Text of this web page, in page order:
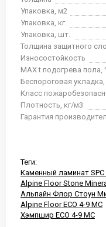
Упаковка, м2
Упаковка, кг.
Упаковка, шт.
Толщина защитного
Износостойкость
MAX t подогрева
Беспороговая
Класс
Плотность, кг/м3
Гарантия
Теги:
Каменный ламинат
Alpine Floor Stone
Альпайн Флор Стоун
Alpine Floor ECO 4-9 MC
Хэмпшир ECO 4-9 MC